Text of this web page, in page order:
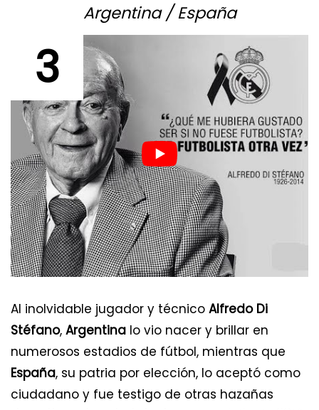
Argentina / España
3
Al inolvidable jugador y técnico Alfredo Di
Stéfano, Argentina lo vio nacer y brillar en
numerosos estadios de fútbol, mientras que
España, su patria por elección, lo aceptó como
ciudadano y fue testigo de otras hazañas